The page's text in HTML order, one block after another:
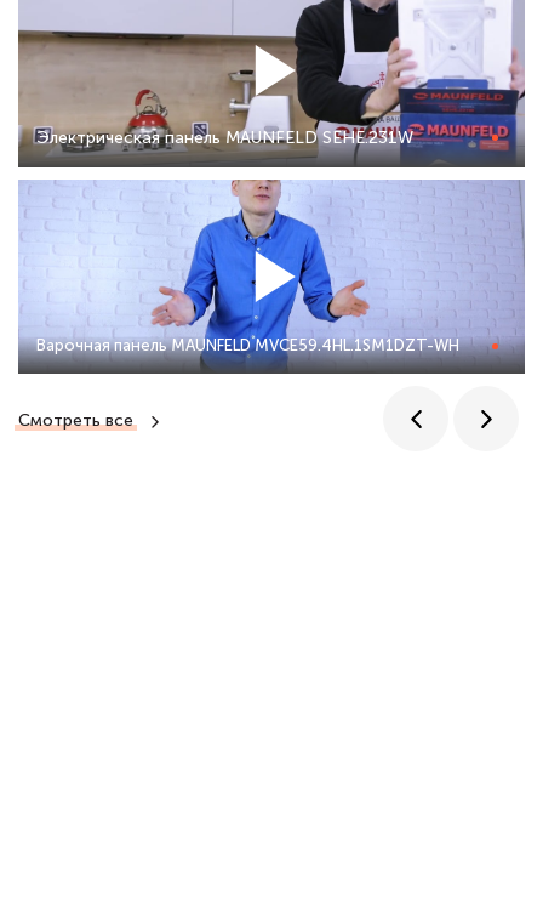
Смотреть все
Электрическая панель MAUNFELD SEHE.231W
Варочная панель MAUNFELD MVCE59.4HL.1SM1DZT-WH